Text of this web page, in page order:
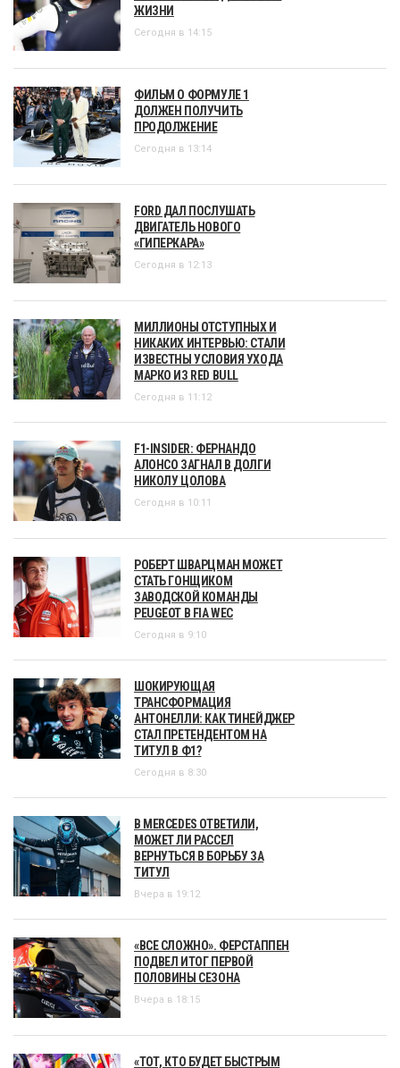
ЖИЗНИ
Сегодня в 14:15
ФИЛЬМ О ФОРМУЛЕ 1
ДОЛЖЕН ПОЛУЧИТЬ
ПРОДОЛЖЕНИЕ
Сегодня в 13:14
FORD ДАЛ ПОСЛУШАТЬ
ДВИГАТЕЛЬ НОВОГО
«ГИПЕРКАРА»
Сегодня в 12:13
МИЛЛИОНЫ ОТСТУПНЫХ И
НИКАКИХ ИНТЕРВЬЮ: СТАЛИ
ИЗВЕСТНЫ УСЛОВИЯ УХОДА
МАРКО ИЗ RED BULL
Сегодня в 11:12
F1-INSIDER: ФЕРНАНДО
АЛОНСО ЗАГНАЛ В ДОЛГИ
НИКОЛУ ЦОЛОВА
Сегодня в 10:11
РОБЕРТ ШВАРЦМАН МОЖЕТ
СТАТЬ ГОНЩИКОМ
ЗАВОДСКОЙ КОМАНДЫ
PEUGEOT В FIA WEC
Сегодня в 9:10
ШОКИРУЮЩАЯ
ТРАНСФОРМАЦИЯ
АНТОНЕЛЛИ: КАК ТИНЕЙДЖЕР
СТАЛ ПРЕТЕНДЕНТОМ НА
ТИТУЛ В Ф1?
Сегодня в 8:30
В MERCEDES ОТВЕТИЛИ,
МОЖЕТ ЛИ РАССЕЛ
ВЕРНУТЬСЯ В БОРЬБУ ЗА
ТИТУЛ
Вчера в 19:12
«ВСЕ СЛОЖНО». ФЕРСТАППЕН
ПОДВЕЛ ИТОГ ПЕРВОЙ
ПОЛОВИНЫ СЕЗОНА
Вчера в 18:15
«ТОТ, КТО БУДЕТ БЫСТРЫМ